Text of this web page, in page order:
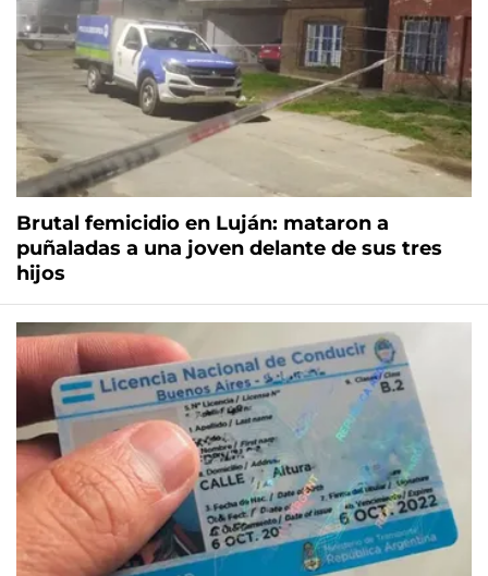
Brutal femicidio en Luján: mataron a
puñaladas a una joven delante de sus tres
hijos